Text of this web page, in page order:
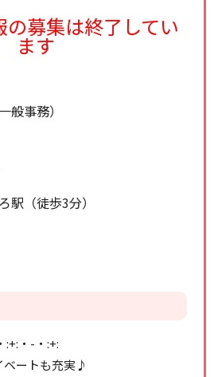
の募集は終了してい
ます
般事務）
（徒歩3分）
:+:・-・:+:
ートも充実♪